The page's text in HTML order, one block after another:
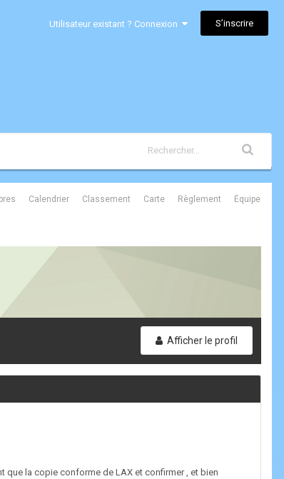
Utilisateur existant ? Connexion S’inscrire
Calendrier Classement Carte Règlement Équipe
Afficher le profil
que la copie conforme de LAX et confirmer , et bien